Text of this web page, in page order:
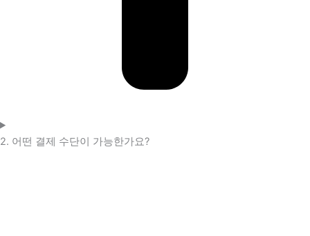
2. 어떤 결제 수단이 가능한가요?